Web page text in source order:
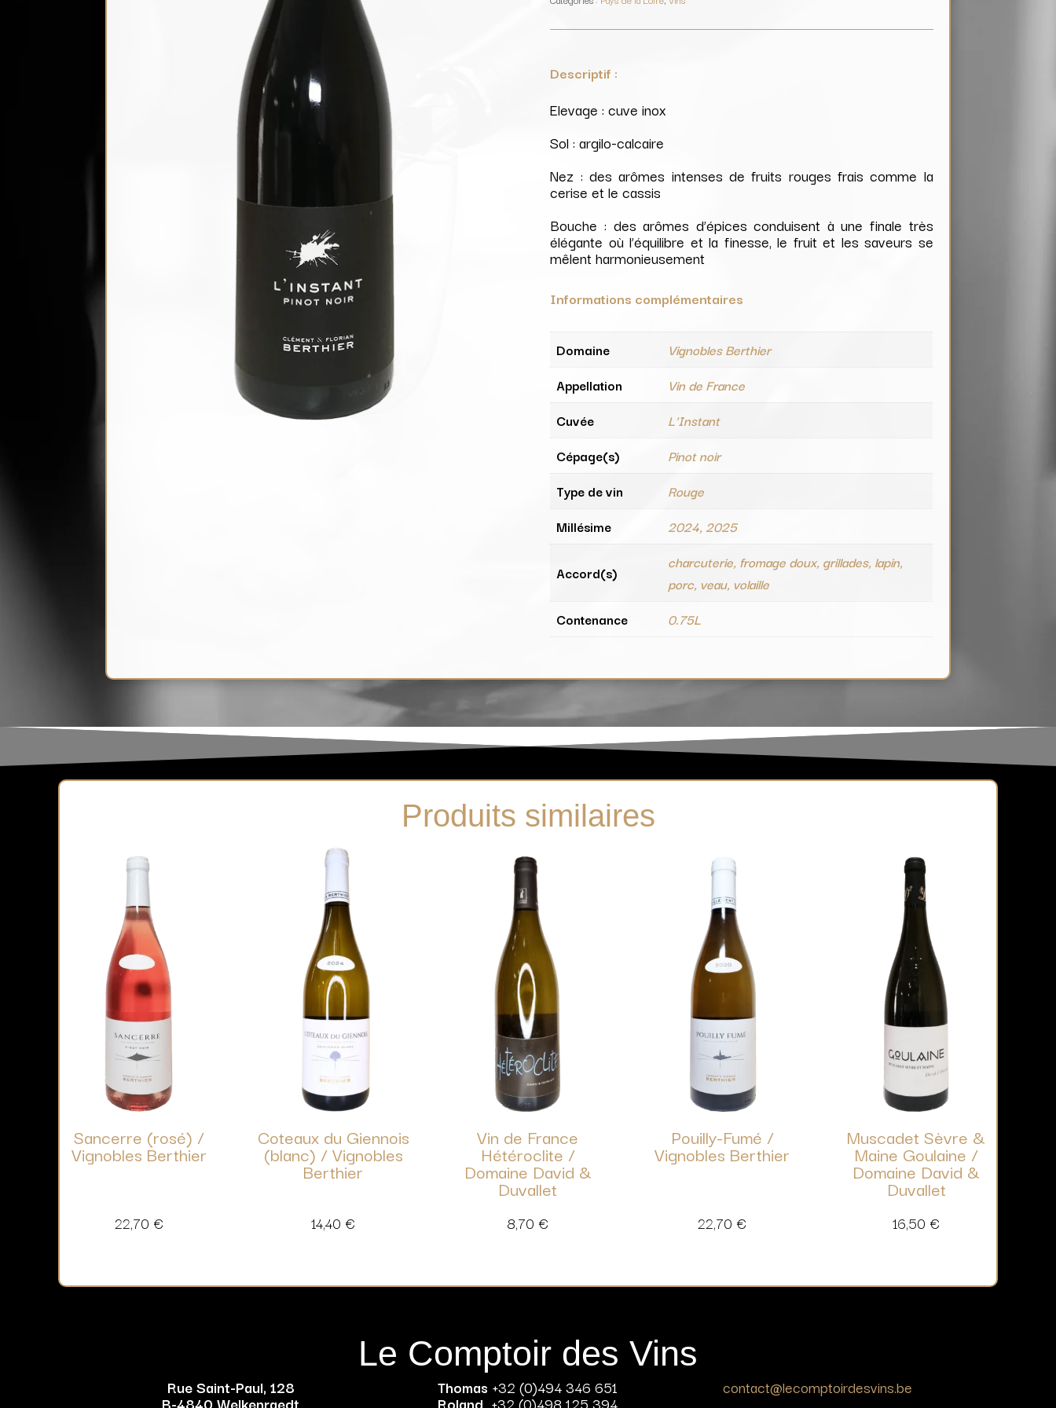
Berthier
Descriptif :
Elevage : cuve inox
Sol : argilo-calcaire
Nez : des arômes intenses de fruits rouges frais comme la
cerise et le cassis
Bouche : des arômes d’épices conduisent à une finale très
élégante où l’équilibre et la finesse, le fruit et les saveurs se
mêlent harmonieusement
Informations complémentaires
Domaine
Vignobles Berthier
Appellation
Vin de France
Cuvée
L'Instant
Cépage(s)
Pinot noir
Type de vin
Rouge
Millésime
2024, 2025
Accord(s)
charcuterie, fromage doux, grillades, lapin,
porc, veau, volaille
Contenance
0.75L
Produits similaires
Sancerre (rosé) /
Vignobles Berthier
22,70 €
Coteaux du Giennois
(blanc) / Vignobles
Berthier
14,40 €
Vin de France
Hétéroclite /
Domaine David &
Duvallet
8,70 €
Pouilly-Fumé /
Vignobles Berthier
22,70 €
Muscadet Sèvre &
Maine Goulaine /
Domaine David &
Duvallet
16,50 €
Le Comptoir des Vins
Rue Saint-Paul, 128
B-4840 Welkenraedt
Thomas +32 (0)494 346 651
Roland +32 (0)498 125 394
contact@lecomptoirdesvins.be